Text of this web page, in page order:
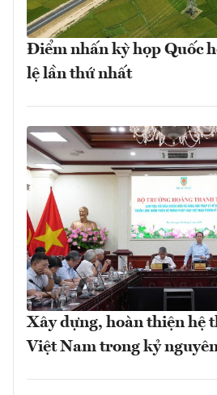
Điểm nhấn kỳ họp Quốc
lệ lần thứ nhất
Xây dựng, hoàn thiện hệ
Việt Nam trong kỷ